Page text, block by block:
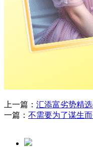
上一篇： 汇添富劣势精
一篇： 不需要为了谋生